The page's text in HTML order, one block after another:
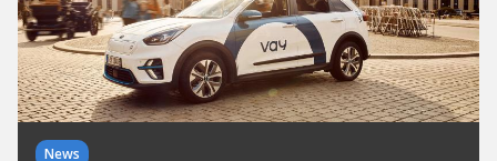
News